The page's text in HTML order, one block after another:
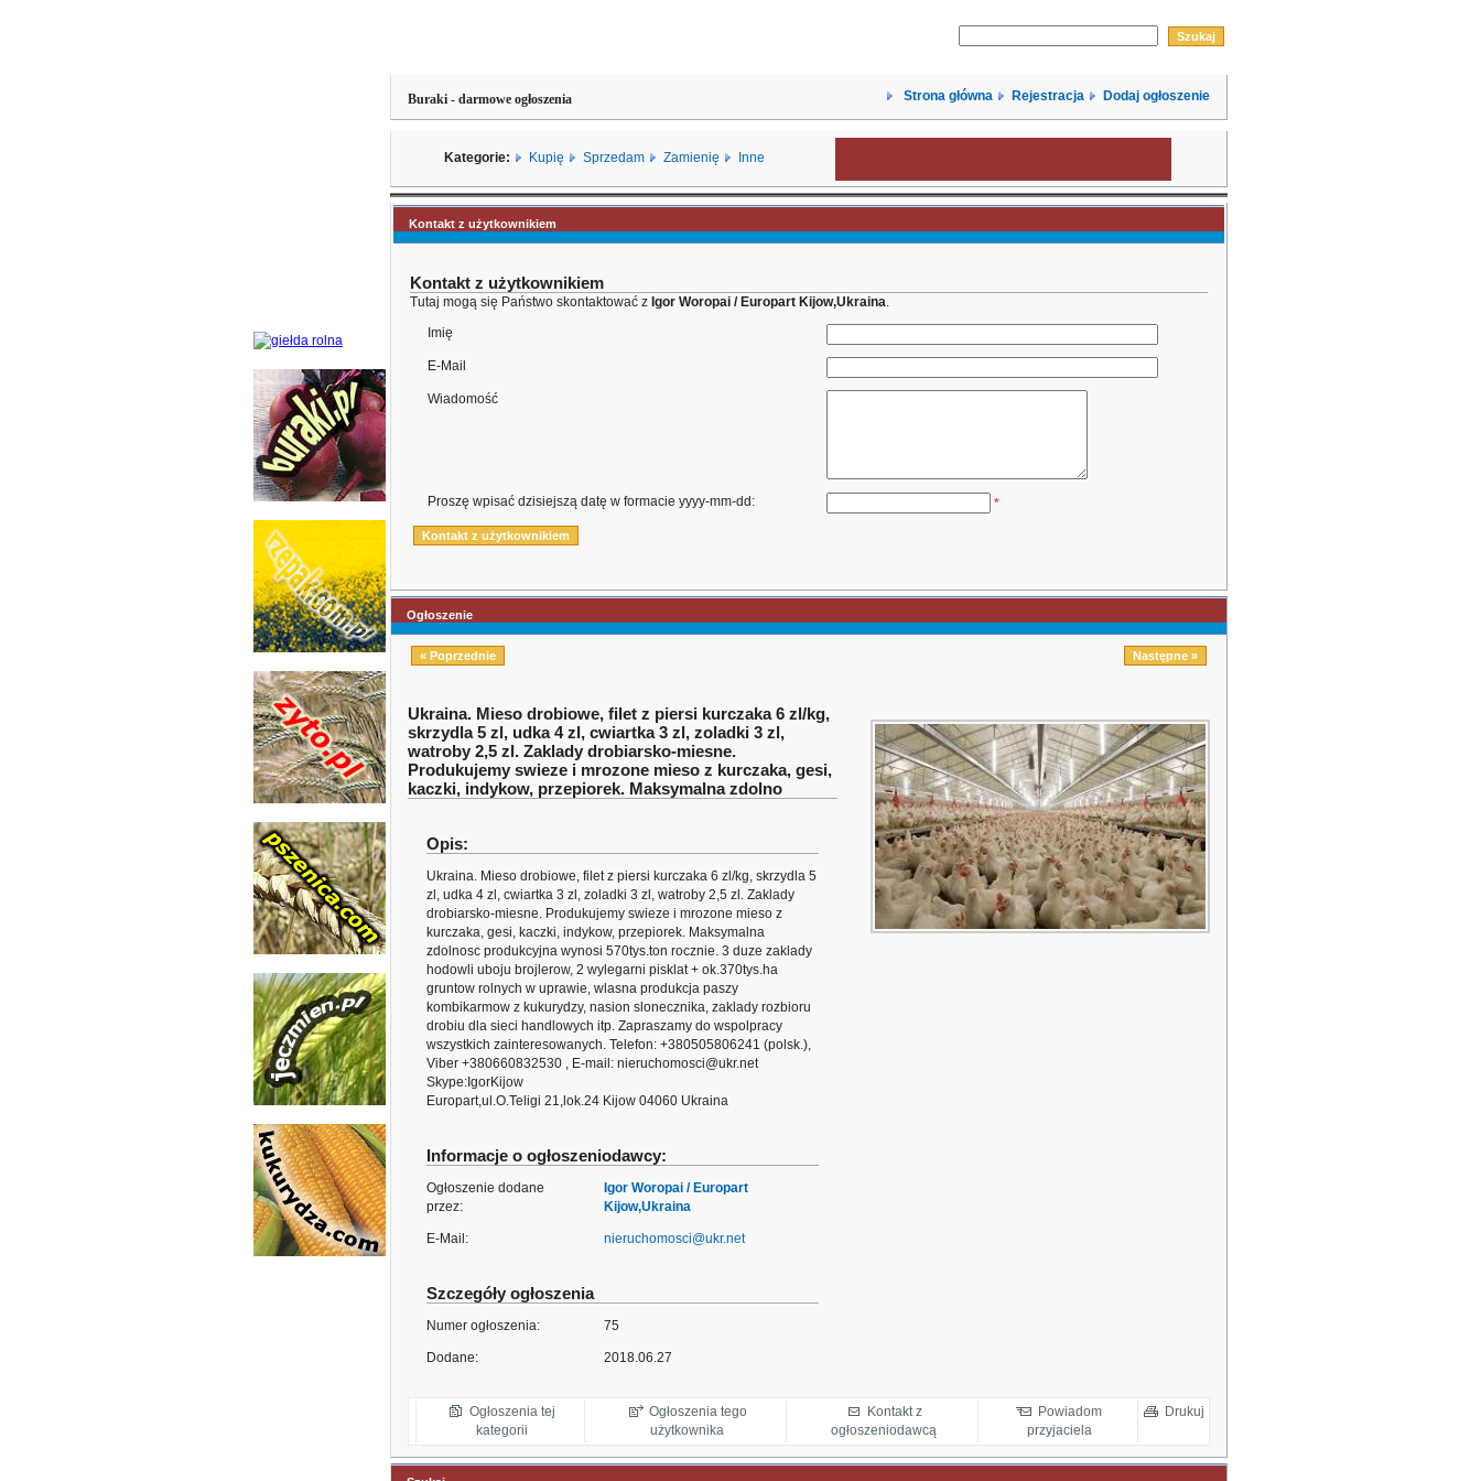
Buraki - darmowe ogłoszenia Strona główna Rejestracja Dodaj ogłoszenie
Kategorie: Kupię Sprzedam Zamienię Inne
Kontakt z użytkownikiem
Kontakt z użytkownikiem
Tutaj mogą się Państwo skontaktować z Igor Woropai / Europart Kijow,Ukraina.
Imię
E-Mail
Wiadomość
Proszę wpisać dzisiejszą datę w formacie yyyy-mm-dd: *
Ogłoszenie
« Poprzednie Następne »
Ukraina. Mieso drobiowe, filet z piersi kurczaka 6 zl/kg,
skrzydla 5 zl, udka 4 zl, cwiartka 3 zl, zoladki 3 zl,
watroby 2,5 zl. Zaklady drobiarsko-miesne.
Produkujemy swieze i mrozone mieso z kurczaka, gesi,
kaczki, indykow, przepiorek. Maksymalna zdolno
Opis:
Ukraina. Mieso drobiowe, filet z piersi kurczaka 6 zl/kg, skrzydla 5
zl, udka 4 zl, cwiartka 3 zl, zoladki 3 zl, watroby 2,5 zl. Zaklady
drobiarsko-miesne. Produkujemy swieze i mrozone mieso z
kurczaka, gesi, kaczki, indykow, przepiorek. Maksymalna
zdolnosc produkcyjna wynosi 570tys.ton rocznie. 3 duze zaklady
hodowli uboju brojlerow, 2 wylegarni pisklat + ok.370tys.ha
gruntow rolnych w uprawie, wlasna produkcja paszy
kombikarmow z kukurydzy, nasion slonecznika, zaklady rozbioru
drobiu dla sieci handlowych itp. Zapraszamy do wspolpracy
wszystkich zainteresowanych. Telefon: +380505806241 (polsk.),
Viber +380660832530 , E-mail: nieruchomosci@ukr.net
Skype:IgorKijow
Europart,ul.O.Teligi 21,lok.24 Kijow 04060 Ukraina
Informacje o ogłoszeniodawcy:
Ogłoszenie dodane
przez:
Igor Woropai / Europart
Kijow,Ukraina
E-Mail: nieruchomosci@ukr.net
Szczegóły ogłoszenia
Numer ogłoszenia: 75
Dodane: 2018.06.27
Ogłoszenia tej
kategorii
Ogłoszenia tego
użytkownika
Kontakt z
ogłoszeniodawcą
Powiadom
przyjaciela
Drukuj